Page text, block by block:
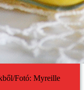
Fotó: Myreille